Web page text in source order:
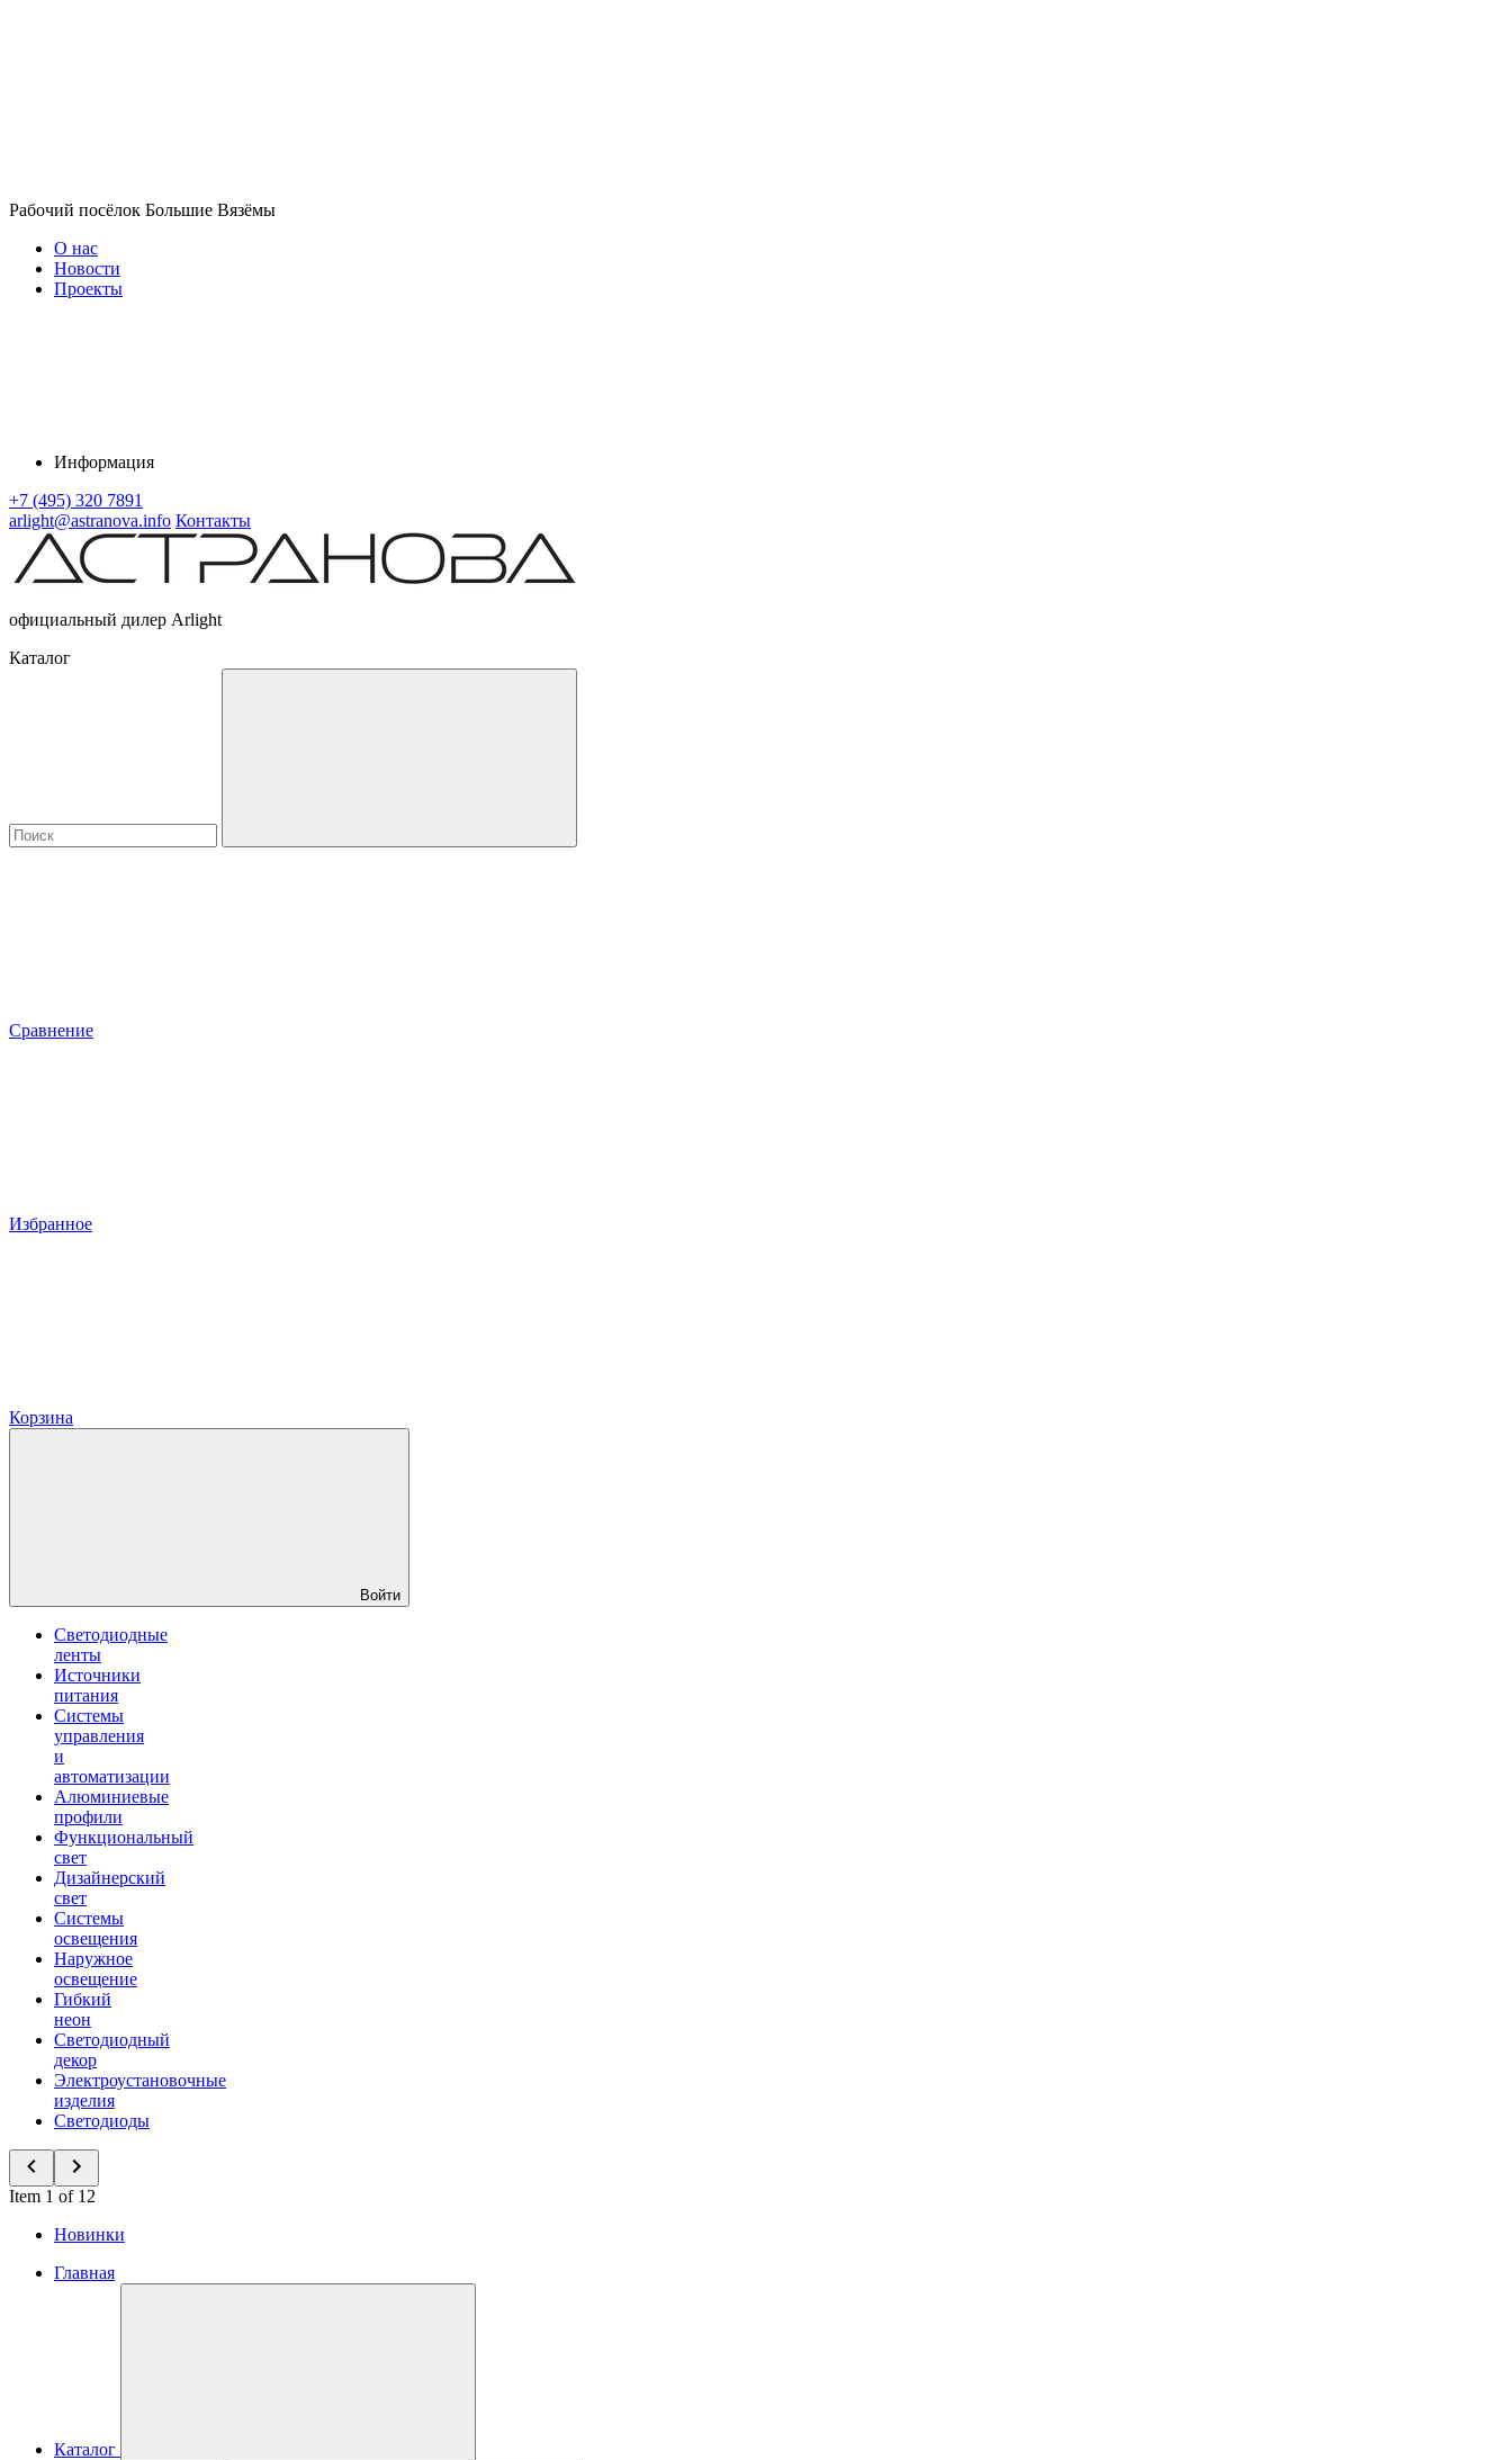
Рабочий посёлок Большие Вязёмы
О нас
Новости
Проекты
Информация
+7 (495) 320 7891
arlight@astranova.info Контакты
официальный дилер Arlight
Каталог
Сравнение
Избранное
Корзина
Войти
Светодиодные
ленты
Источники
питания
Системы
управления
и
автоматизации
Алюминиевые
профили
Функциональный
свет
Дизайнерский
свет
Системы
освещения
Наружное
освещение
Гибкий
неон
Светодиодный
декор
Электроустановочные
изделия
Светодиоды
Item 1 of 12
Новинки
Главная
Каталог